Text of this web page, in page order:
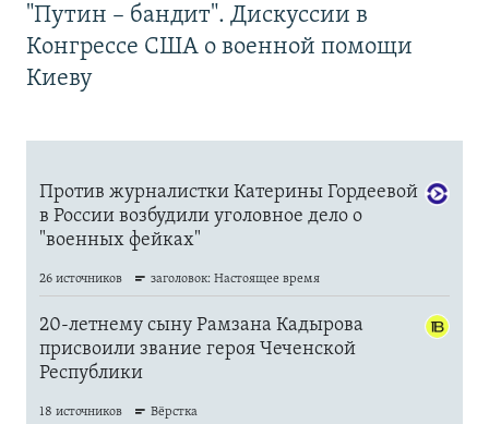
"Путин – бандит". Дискуссии в
Конгрессе США о военной помощи
Киеву